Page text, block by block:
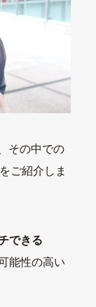
その中での
ご紹介しま
できる
能性の高い